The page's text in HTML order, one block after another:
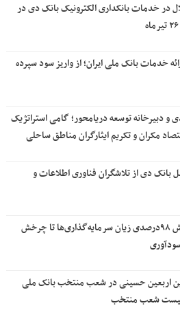
در خدمات بانکداری الکترونیک بانک دی در
خدمات بانک ملی ایران؛ از واریز سود سپرده
و دبیرخانه توسعه دریامحور؛ گامی استراتژیک
مکران و تکریم ایثارگران مناطق ساحلی
بانک دی از تلاشگران فناوری اطلاعات و
بانک دی، از کاهش ۹۸درصدی زیان سرمایه‌گذاری‌ها تا چرخش
اربعین حسینی در شعب منتخب بانک ملی
لیست شعب منتخب